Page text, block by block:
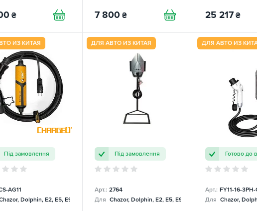
₴ 7 800 ₴ 25 217 ₴
ИЗ КИТАЯ
Під замовлення
AG11
Dolphin, E2, E5, E9, Mercedes
ДЛЯ АВТО ИЗ КИТАЯ
Під замовлення
Арт.: 2764
Для Chazor, Dolphin, E2, E5, E9, Mercedes
ДЛЯ АВТО ИЗ
Готово до
Арт.: FY11-16-
Для Chazor,